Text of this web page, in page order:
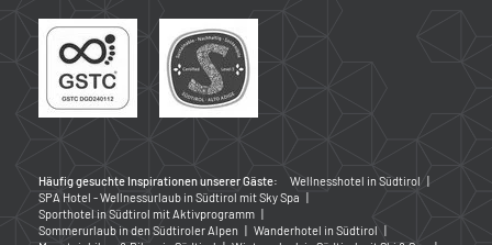
Häufig gesuchte Inspirationen unserer Gäste: Wellnesshotel in Südtirol |
SPA Hotel - Wellnessurlaub in Südtirol mit Sky Spa |
Sporthotel in Südtirol mit Aktivprogramm |
Sommerurlaub in den Südtiroler Alpen | Wanderhotel in Südtirol |